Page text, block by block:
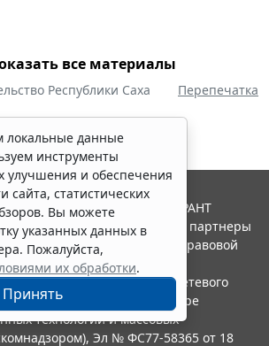
все материалы
Республики Саха Перепечатка
данные
инструменты
улучшения и обеспечения
сайта, статистических
Вы можете
указанных данных в
Пожалуйста,
их обработки.
Принять
СЕРВИС", 2026. Система ГАРАНТ
года. Компания "Гарант" и ее партнеры
Российской ассоциации правовой
в качестве сетевого
службой по надзору в сфере
технологий и массовых
Эл № ФС77-58365 от 18